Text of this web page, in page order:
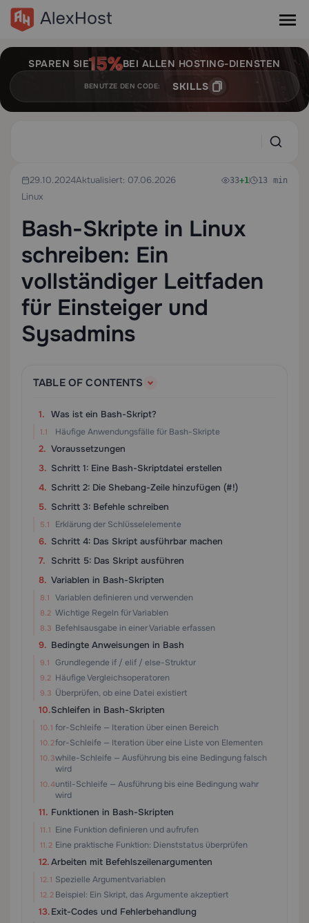
SPAREN SIE BEI ALLEN HOSTING-DIENSTEN
BENUTZE DEN CODE: SKILLS
29.10.2024Aktualisiert: 07.06.2026
Linux
33+1 13 min
Bash-Skripte in Linux
schreiben: Ein
vollständiger Leitfaden
für Einsteiger und
Sysadmins
TABLE OF CONTENTS
Was ist ein Bash-Skript?
Häufige Anwendungsfälle für Bash-Skripte
Voraussetzungen
Schritt 1: Eine Bash-Skriptdatei erstellen
Schritt 2: Die Shebang-Zeile hinzufügen (#!)
Schritt 3: Befehle schreiben
Erklärung der Schlüsselelemente
Schritt 4: Das Skript ausführbar machen
Schritt 5: Das Skript ausführen
Variablen in Bash-Skripten
Variablen definieren und verwenden
Wichtige Regeln für Variablen
Befehlsausgabe in einer Variable erfassen
Bedingte Anweisungen in Bash
Grundlegende if / elif / else-Struktur
Häufige Vergleichsoperatoren
Überprüfen, ob eine Datei existiert
Schleifen in Bash-Skripten
for-Schleife — Iteration über einen Bereich
for-Schleife — Iteration über eine Liste von Elementen
while-Schleife — Ausführung bis eine Bedingung falsch
wird
until-Schleife — Ausführung bis eine Bedingung wahr
wird
Funktionen in Bash-Skripten
Eine Funktion definieren und aufrufen
Eine praktische Funktion: Dienststatus überprüfen
Arbeiten mit Befehlszeilenargumenten
Spezielle Argumentvariablen
Beispiel: Ein Skript, das Argumente akzeptiert
Exit-Codes und Fehlerbehandlung